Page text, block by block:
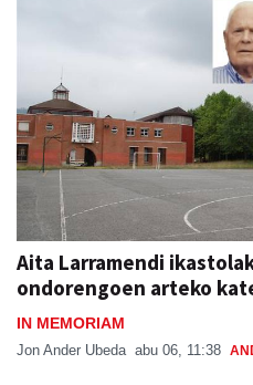
Aita Larramendi
ondorengoen arteko
IN MEMORIAM
Jon Ander Ubeda abu 06, 11:38